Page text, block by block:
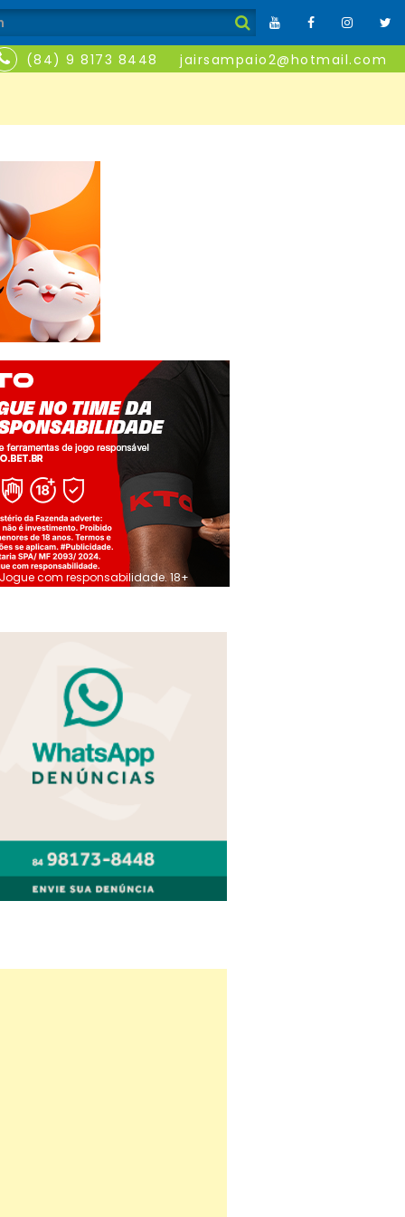
(84) 9 8173 8448 jairsampaio2@hotmail.com
Jogue com responsabilidade. 18+